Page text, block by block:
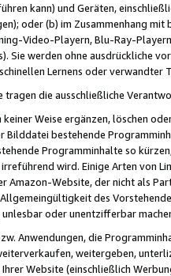
kann) und Geräten,
oder (b) im Zusammenhang
Video-Playern, Blu-Ray-
Sie werden ohne ausdrückliche
Lernens oder
tragen die ausschließliche
Weise ergänzen, löschen
Bilddatei bestehende
Programminhalte so
wird. Einige Arten von
Amazon-Website, der nicht als
des
oder unentzifferbar
Anwendungen, die
weitergeben,
Website (einschließlich